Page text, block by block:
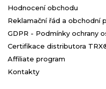
Hodnocení obchodu
Reklamační řád a obchodní
GDPR - Podmínky ochrany
Certifikace distributora
Affiliate program
Kontakty